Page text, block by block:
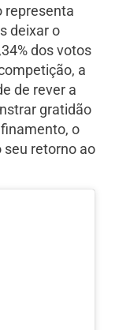
representa
deixar o
dos votos
a
de rever a
gratidão
o
seu retorno ao